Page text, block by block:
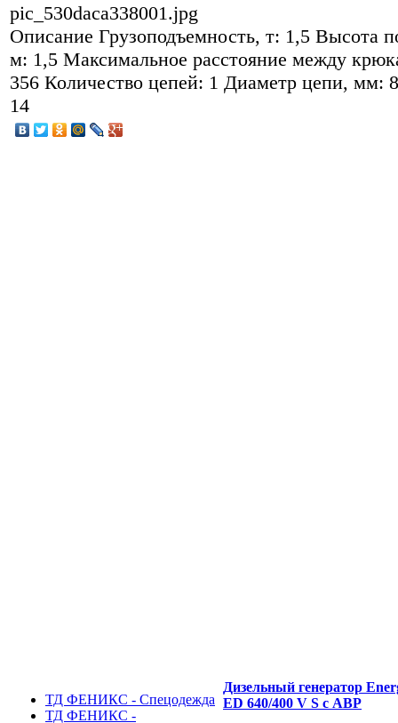
pic_530daca338001.jpg
Описание Грузоподъемность, т: 1,5 Высота
м: 1,5 Максимальное расстояние между
356 Количество цепей: 1 Диаметр цепи, мм:
14
ТД ФЕНИКС - Спецодежда
ТД ФЕНИКС -
Дизельный генератор
ED 640/400 V S с АВР